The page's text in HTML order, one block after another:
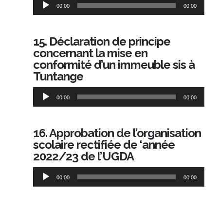
audio
00:00 00:00
15. Déclaration de principe
concernant la mise en
conformité d’un immeuble sis à
Tuntange
Lecteur
audio
00:00 00:00
16. Approbation de l’organisation
scolaire rectifiée de ‘année
2022/23 de l’UGDA
Lecteur
audio
00:00 00:00